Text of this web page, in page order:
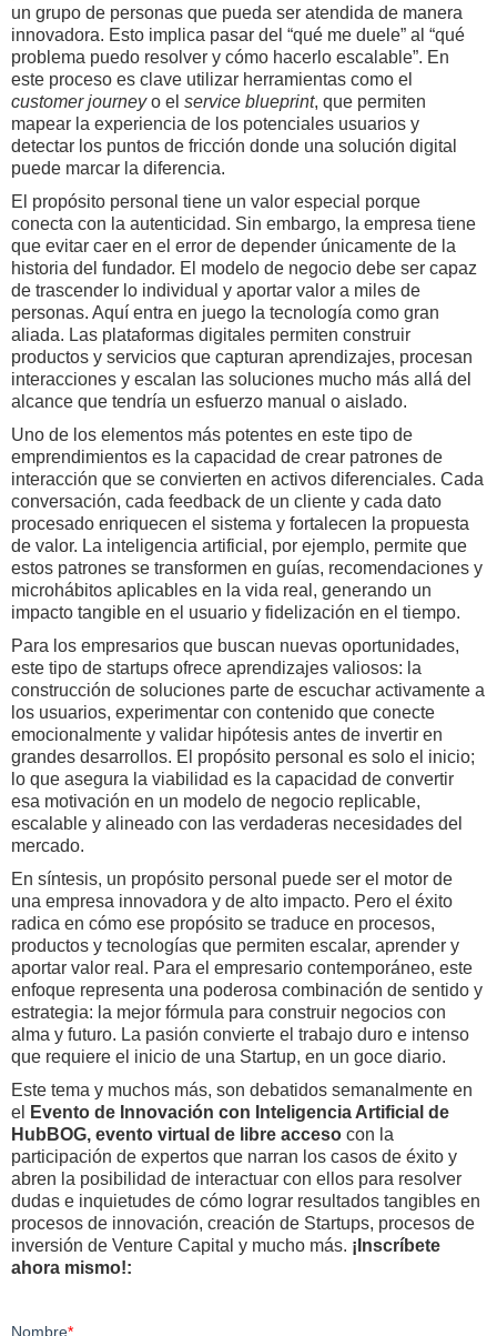
un grupo de personas que pueda ser atendida de manera
innovadora. Esto implica pasar del “qué me duele” al “qué
problema puedo resolver y cómo hacerlo escalable”. En
este proceso es clave utilizar herramientas como el
customer journeyo el service blueprint, que permiten
mapear la experiencia de los potenciales usuarios y
detectar los puntos de fricción donde una solución digital
puede marcar la diferencia.
El propósito personal tiene un valor especial porque
conecta con la autenticidad. Sin embargo, la empresa tiene
que evitar caer en el error de depender únicamente de la
historia del fundador. El modelo de negocio debe ser capaz
de trascender lo individual y aportar valor a miles de
personas. Aquí entra en juego la tecnología como gran
aliada. Las plataformas digitales permiten construir
productos y servicios que capturan aprendizajes, procesan
interacciones y escalan las soluciones mucho más allá del
alcance que tendría un esfuerzo manual o aislado.
Uno de los elementos más potentes en este tipo de
emprendimientos es la capacidad de crear patrones de
interacción que se convierten en activos diferenciales. Cada
conversación, cada feedback de un cliente y cada dato
procesado enriquecen el sistema y fortalecen la propuesta
de valor. La inteligencia artificial, por ejemplo, permite que
estos patrones se transformen en guías, recomendaciones y
microhábitos aplicables en la vida real, generando un
impacto tangible en el usuario y fidelización en el tiempo.
Para los empresarios que buscan nuevas oportunidades,
este tipo de startups ofrece aprendizajes valiosos: la
construcción de soluciones parte de escuchar activamente a
los usuarios, experimentar con contenido que conecte
emocionalmente y validar hipótesis antes de invertir en
grandes desarrollos. El propósito personal es solo el inicio;
lo que asegura la viabilidad es la capacidad de convertir
esa motivación en un modelo de negocio replicable,
escalable y alineado con las verdaderas necesidades del
mercado.
En síntesis, un propósito personal puede ser el motor de
una empresa innovadora y de alto impacto. Pero el éxito
radica en cómo ese propósito se traduce en procesos,
productos y tecnologías que permiten escalar, aprender y
aportar valor real. Para el empresario contemporáneo, este
enfoque representa una poderosa combinación de sentido y
estrategia: la mejor fórmula para construir negocios con
alma y futuro. La pasión convierte el trabajo duro e intenso
que requiere el inicio de una Startup, en un goce diario.
Este tema y muchos más, son debatidos semanalmente en
el
Evento de Innovación con Inteligencia Artificial de
HubBOG, evento virtual de libre acceso con la
participación de expertos que narran los casos de éxito y
abren la posibilidad de interactuar con ellos para resolver
dudas e inquietudes de cómo lograr resultados tangibles en
procesos de innovación, creación de Startups, procesos de
inversión de Venture Capital y mucho más. ¡Inscríbete
ahora mismo!: